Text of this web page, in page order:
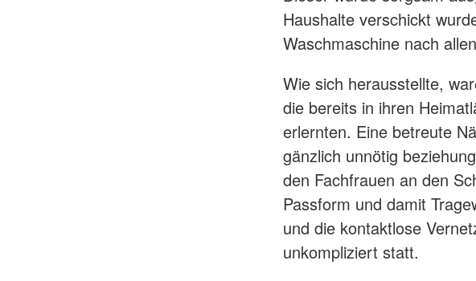
Haushalte verschickt
Waschmaschine nach
Wie sich herausstellte,
die bereits in ihren
erlernten. Eine betreute
gänzlich unnötig
den Fachfrauen an den
Passform und damit
und die kontaktlose
unkompliziert statt.